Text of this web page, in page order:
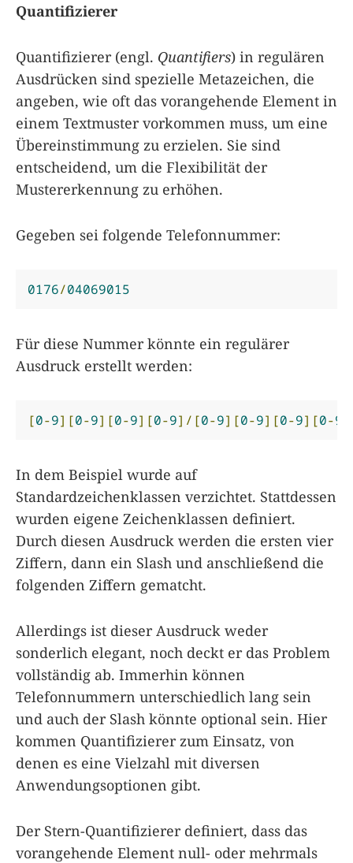
Quantifizierer
Quantifizierer (engl. Quantifiers) in regulären
Ausdrücken sind spezielle Metazeichen, die
angeben, wie oft das vorangehende Element in
einem Textmuster vorkommen muss, um eine
Übereinstimmung zu erzielen. Sie sind
entscheidend, um die Flexibilität der
Mustererkennung zu erhöhen.
Gegeben sei folgende Telefonnummer:
0176/04069015
Für diese Nummer könnte ein regulärer
Ausdruck erstellt werden:
[0-9][0-9][0-9][0-9]/[0-9][0-9][0-9][0-9
In dem Beispiel wurde auf
Standardzeichenklassen verzichtet. Stattdessen
wurden eigene Zeichenklassen definiert.
Durch diesen Ausdruck werden die ersten vier
Ziffern, dann ein Slash und anschließend die
folgenden Ziffern gematcht.
Allerdings ist dieser Ausdruck weder
sonderlich elegant, noch deckt er das Problem
vollständig ab. Immerhin können
Telefonnummern unterschiedlich lang sein
und auch der Slash könnte optional sein. Hier
kommen Quantifizierer zum Einsatz, von
denen es eine Vielzahl mit diversen
Anwendungsoptionen gibt.
Der Stern-Quantifizierer definiert, dass das
vorangehende Element null- oder mehrmals